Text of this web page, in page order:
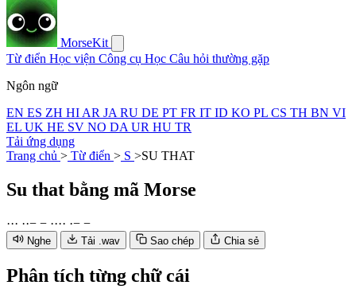
MorseKit
Từ điển Học viện Công cụ Học Câu hỏi thường gặp
Ngôn ngữ
EN ES ZH HI AR JA RU DE PT FR IT ID KO PL CS TH BN VI
EL UK HE SV NO DA UR HU TR
Tải ứng dụng
Trang chủ > Từ điển > S >SU THAT
Su that bằng mã Morse
··· ··− − ···· ·− −
Nghe Tải .wav Sao chép Chia sẻ
Phân tích từng chữ cái